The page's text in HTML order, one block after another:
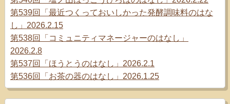
第539回「最近つくっておいしかった発酵調味料のはな
し」2026.2.15
第538回「コミュニティマネージャーのはなし」
2026.2.8
第537回「ほうとうのはなし」2026.2.1
第536回「お茶の器のはなし」2026.1.25